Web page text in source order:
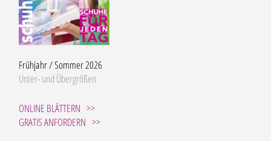
Frühjahr / Sommer 2026
Unter- und Übergrößen
ONLINE BLÄTTERN
GRATIS ANFORDERN